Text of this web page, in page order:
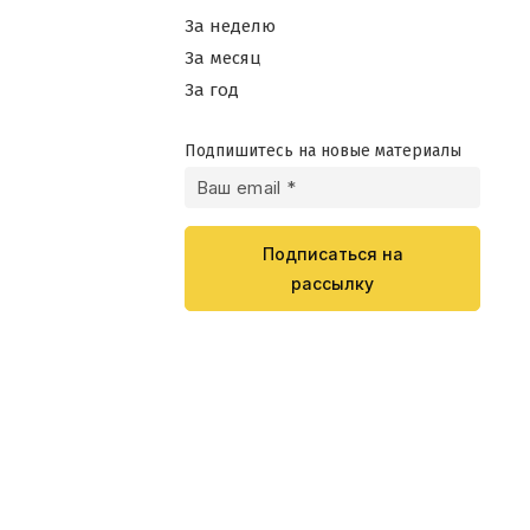
За неделю
За месяц
За год
Подпишитесь на новые материалы
Подписаться на
рассылку